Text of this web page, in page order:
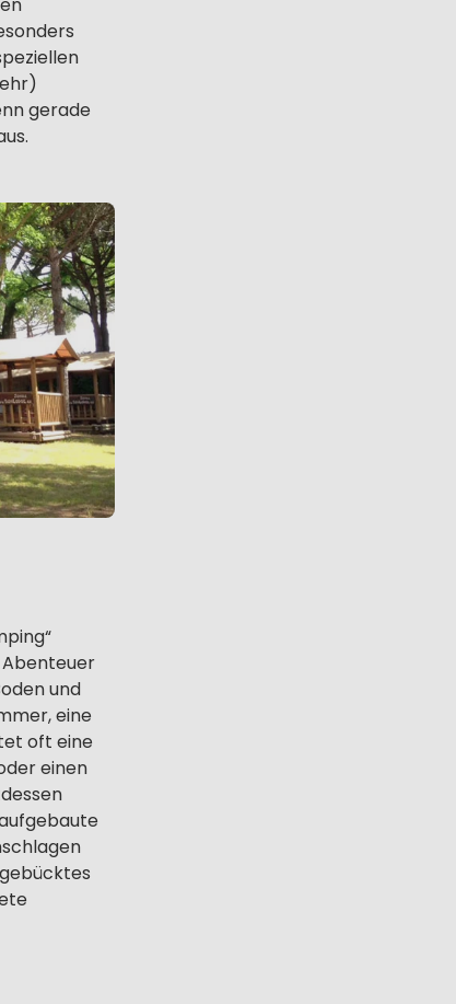
gerade
und
eine
oft eine
einen